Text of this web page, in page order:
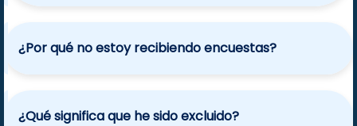
¿Por qué no estoy recibiendo encuestas?
¿Qué significa que he sido excluido?